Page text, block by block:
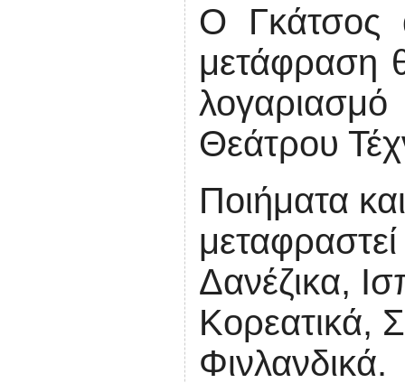
Ο Γκάτσος
μετάφραση
Θεάτρου
Ποιήματα
Δανέζικα,
Κορεατικά,
Φινλανδικά.